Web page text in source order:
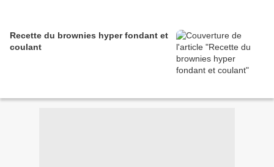
Recette du brownies hyper fondant et
coulant